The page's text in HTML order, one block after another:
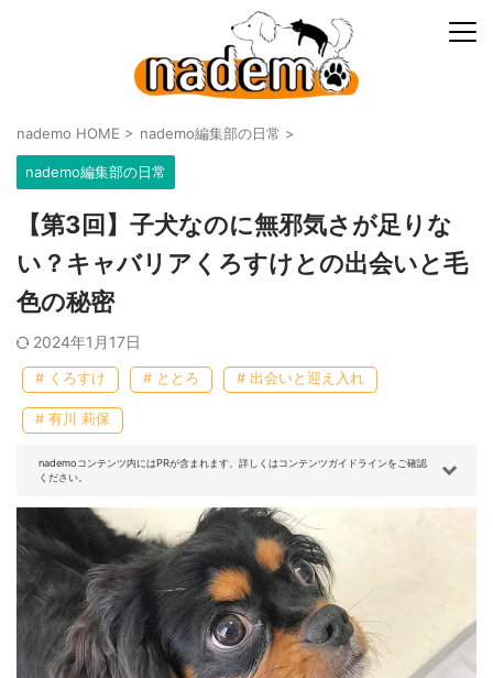
nademo HOME > nademo編集部の日常 >
nademo編集部の日常
【第3回】子犬なのに無邪気さが足りな
い？キャバリアくろすけとの出会いと毛
色の秘密
2024年1月17日
# くろすけ # ととろ # 出会いと迎え入れ
# 有川 莉保
nademoコンテンツ内にはPRが含まれます。詳しくはコンテンツガイドラインをご確認
ください。